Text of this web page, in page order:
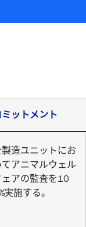
ミットメント
造ユニットにお
てアニマルウェル
ェアの監査を10
実施する。